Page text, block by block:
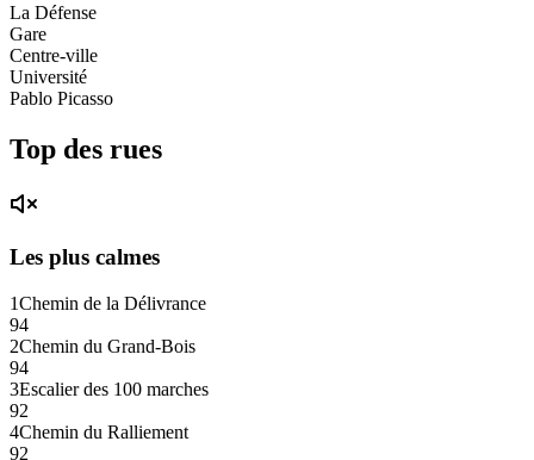
La Défense
Gare
Centre-ville
Université
Pablo Picasso
Top des rues
Les plus calmes
1Chemin de la Délivrance
94
2Chemin du Grand-Bois
94
3Escalier des 100 marches
92
4Chemin du Ralliement
92